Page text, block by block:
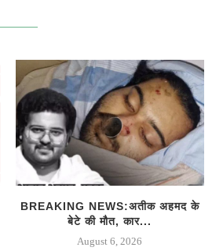
BREAKING NEWS:अतीक अहमद के
बेटे की मौत, कार...
August 6, 2026